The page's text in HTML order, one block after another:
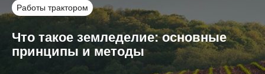
Работы трактором
Что такое земледелие: основные
принципы и методы